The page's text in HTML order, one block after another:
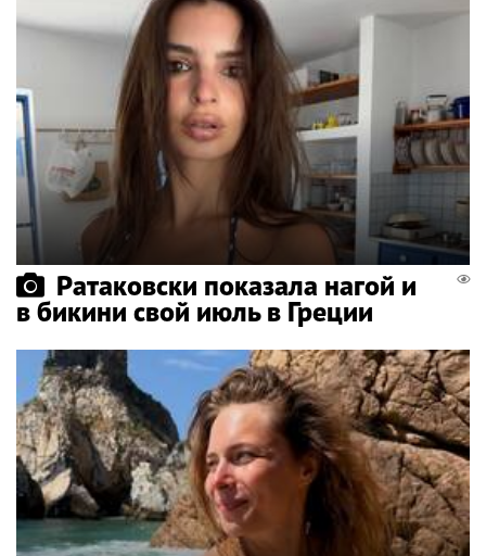
Ратаковски показала нагой и
в бикини свой июль в Греции